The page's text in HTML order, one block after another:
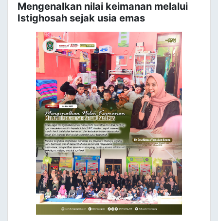
Mengenalkan nilai keimanan melalui
Istighosah sejak usia emas